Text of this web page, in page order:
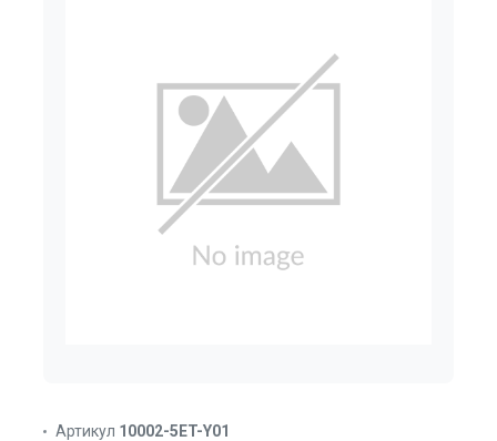
Артикул 10002-5ET-Y01